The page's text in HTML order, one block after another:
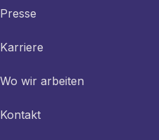
Presse
Karriere
Wo wir arbeiten
Kontakt